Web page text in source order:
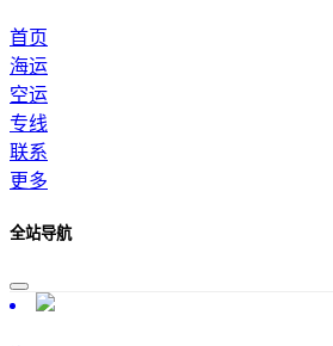
首页
海运
空运
专线
联系
更多
全站导航